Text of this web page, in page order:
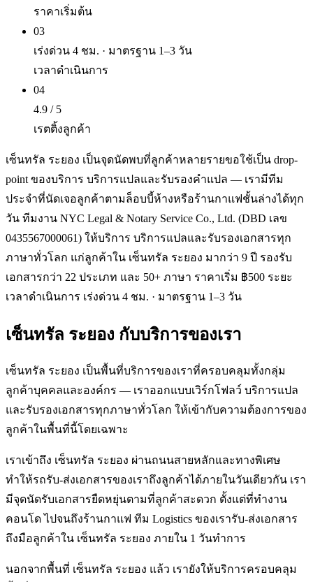
ราคาเริ่มต้น
03
เร่งด่วน 4 ชม. · มาตรฐาน 1–3 วัน
เวลาดำเนินการ
04
4.9 / 5
เรตติ้งลูกค้า
เซ็นทรัล ระยอง เป็นจุดนัดพบที่ลูกค้าหลายรายขอใช้เป็น drop-
point ของบริการ บริการแปลและรับรองคำแปล — เรามีทีม
ประจำที่นัดเจอลูกค้าตามล็อบบี้ห้างหรือร้านกาแฟชั้นล่างได้ทุก
วัน ทีมงาน NYC Legal & Notary Service Co., Ltd. (DBD เลข
0435567000061) ให้บริการ บริการแปลและรับรองเอกสารทุก
ภาษาทั่วโลก แก่ลูกค้าใน เซ็นทรัล ระยอง มากว่า 9 ปี รองรับ
เอกสารกว่า 22 ประเภท และ 50+ ภาษา ราคาเริ่ม ฿500 ระยะ
เวลาดำเนินการ เร่งด่วน 4 ชม. · มาตรฐาน 1–3 วัน
เซ็นทรัล ระยอง กับบริการของเรา
เซ็นทรัล ระยอง เป็นพื้นที่บริการของเราที่ครอบคลุมทั้งกลุ่ม
ลูกค้าบุคคลและองค์กร — เราออกแบบเวิร์กโฟลว์ บริการแปล
และรับรองเอกสารทุกภาษาทั่วโลก ให้เข้ากับความต้องการของ
ลูกค้าในพื้นที่นี้โดยเฉพาะ
เราเข้าถึง เซ็นทรัล ระยอง ผ่านถนนสายหลักและทางพิเศษ
ทำให้รถรับ-ส่งเอกสารของเราถึงลูกค้าได้ภายในวันเดียวกัน เรา
มีจุดนัดรับเอกสารยืดหยุ่นตามที่ลูกค้าสะดวก ตั้งแต่ที่ทำงาน
คอนโด ไปจนถึงร้านกาแฟ ทีม Logistics ของเรารับ-ส่งเอกสาร
ถึงมือลูกค้าใน เซ็นทรัล ระยอง ภายใน 1 วันทำการ
นอกจากพื้นที่ เซ็นทรัล ระยอง แล้ว เรายังให้บริการครอบคลุม